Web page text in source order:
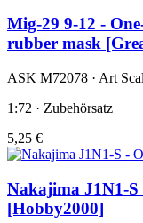
Mig-29 9-12 -
rubber mask
ASK M72078 · Art
1:72 · Zubehörsatz
5,25 €
Nakajima J1N1-S
[Hobby2000]